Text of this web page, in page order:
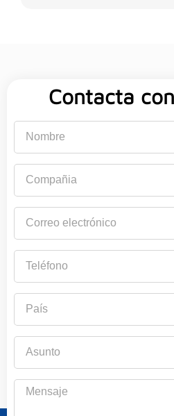
Contacta
electrónico
Mensaje